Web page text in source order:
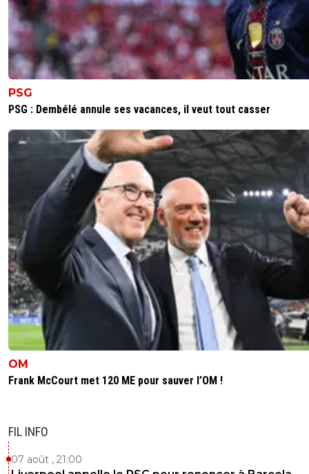
PSG
PSG : Dembélé annule ses vacances, il veut tout casser
OM
Frank McCourt met 120 ME pour sauver l’OM !
FIL INFO
07 août , 21:00